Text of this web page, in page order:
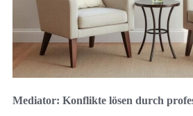
Mediator: Konflikte lösen durch